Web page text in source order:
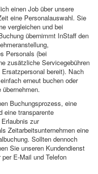
einen Job über unsere
eine Personalauswahl. Sie
vergleichen und bei
übernimmt InStaff den
Personals (bei
zusätzliche Servicegebühren
bereit). Nach
erneut buchen oder
Buchungsprozess, eine
eine transparente
zur
Zeitarbeitsunternehmen eine
Sollten dennoch
Sie unseren Kundendienst
E-Mail und Telefon